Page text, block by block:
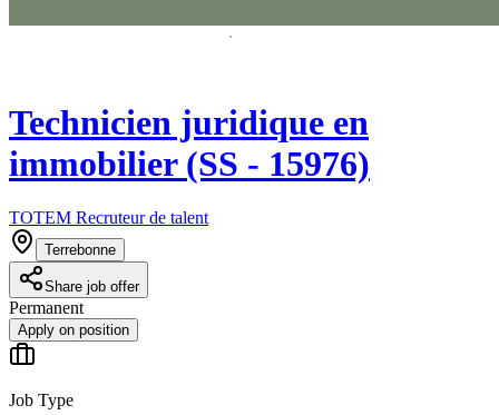
Technicien juridique en
immobilier (SS - 15976)
TOTEM Recruteur de talent
Terrebonne
Share job offer
Permanent
Apply on position
Job Type